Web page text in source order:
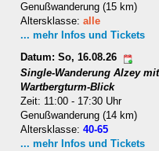
Genußwanderung (15 km)
Altersklasse:alle
... mehr Infos und Tickets
Datum: So, 16.08.26
Single-Wanderung Alzey mit
Wartbergturm-Blick
Zeit: 11:00 - 17:30 Uhr
Genußwanderung (14 km)
Altersklasse:40-65
... mehr Infos und Tickets